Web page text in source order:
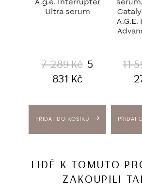
PŘIDAT DO KOŠÍKU
Ultra serum
7 289Kč 5
831 Kč
PŘIDAT
11
LIDÉ K TOMUTO
ZAKOUPILI